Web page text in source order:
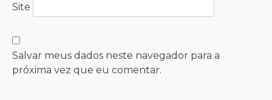
Site
Salvar meus dados neste navegador para a
próxima vez que eu comentar.